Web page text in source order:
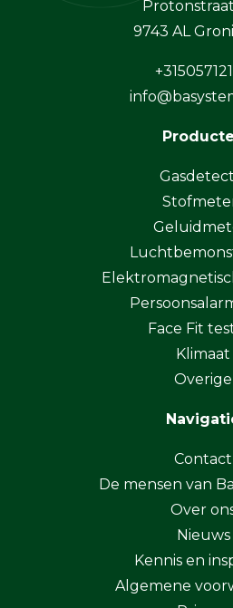
Protonstraat
9743 AL
Face Fit
Klimaat
Overige
Contact
De mensen van
Over
Nieuws
Kennis en
Algemene